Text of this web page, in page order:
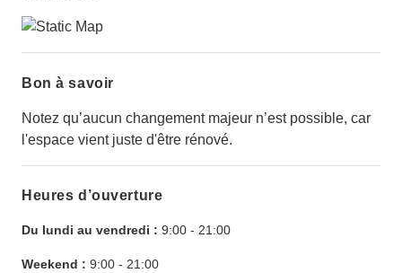
Bon à savoir
Notez qu’aucun changement majeur n’est possible, car
l'espace vient juste d'être rénové.
Heures d’ouverture
Du lundi au vendredi : 9:00 - 21:00
Weekend : 9:00 - 21:00